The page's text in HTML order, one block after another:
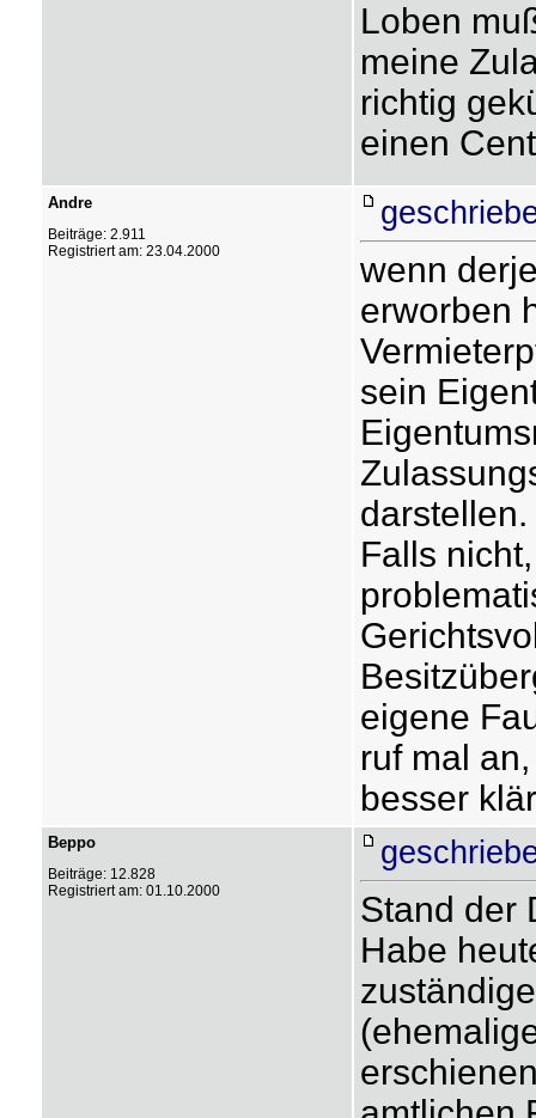
Loben
meine
richtig
einen
Andre
Beiträge: 2.911
Registriert am: 23.04.2000
wenn
erworben
sein
darstellen.
Falls
eigene
ruf mal
besser
Beppo
Beiträge: 12.828
Registriert am: 01.10.2000
Stand der
Habe